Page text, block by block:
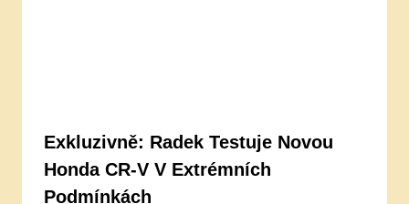
Exkluzivně: Radek Testuje Novou
Honda CR-V V Extrémních
Podmínkách